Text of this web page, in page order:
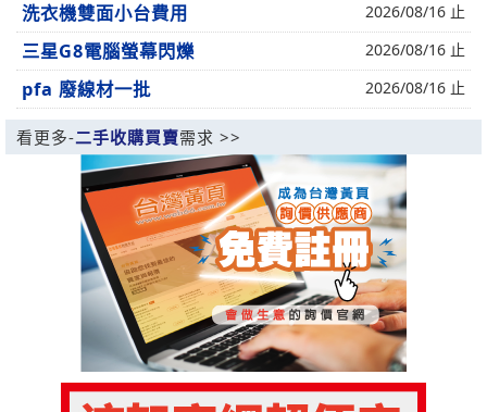
洗衣機雙面小台費用 2026/08/16 止
三星G8電腦螢幕閃爍 2026/08/16 止
pfa 廢線材一批 2026/08/16 止
看更多-二手收購買賣需求 >>